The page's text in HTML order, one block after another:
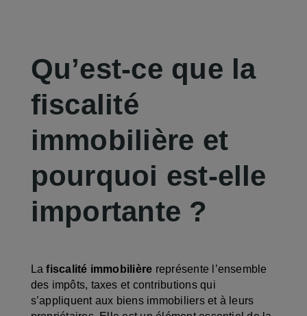
Qu’est-ce que la
fiscalité
immobilière et
pourquoi est-elle
importante ?
Lafiscalité immobilière représente l’ensemble
des impôts, taxes et contributions qui
s’appliquent aux biens immobiliers et à leurs